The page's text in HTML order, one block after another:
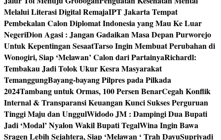
Melalui Literasi Digital RemajaIPT Jakarta Tempat
Pembekalan Calon Diplomat Indonesia yang Mau Ke Luar
NegeriDion Agasi : Jangan Gadaikan Masa Depan Purworejo
Untuk Kepentingan SesaatTarso Ingin Membuat Perubahan di
Wonogiri, Siap ‘Melawan’ Calon dari PartainyaRichardl:
Tembakau Jadi Tolok Ukur Kesra Masyarakat
TemanggungBayang-bayang Pilpres pada Pilkada
2024Tambang untuk Ormas, 100 Persen BenarCegah Konflik
Internal & Transparansi Keuangan Kunci Sukses Perguruan
Tinggi Maju dan UnggulWidodo JM : Dampingi Dua Bupati
Jadi ‘Modal’ Nyalon Wakil Bupati TegalWina Ingin Bawa
Sragen Lebih Sejahtera, Siap ‘Melawan ‘ Trah DayuSupriyadi